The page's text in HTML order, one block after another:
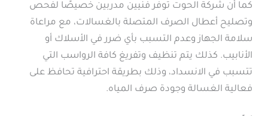
كما أن شركة الحوت توفّر فنيين مدربين خصيصًا لفحص
وتصليح أعطال الصرف المتصلة بالغسالات، مع مراعاة
سلامة الجهاز وعدم التسبب بأي ضرر في الأسلاك أو
الأنابيب. كذلك يتم تنظيف وتفريغ كافة الرواسب التي
تتسبب في الانسداد، وذلك بطريقة احترافية تحافظ على
فعالية الغسالة وجودة صرف المياه.